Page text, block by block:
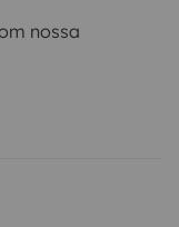
nossa
inesquecível
até viajantes
e flexibilidade.